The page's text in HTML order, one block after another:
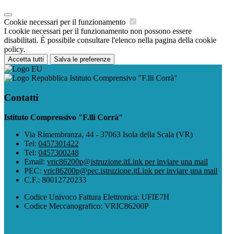
Cookie necessari per il funzionamento
I cookie necessari per il funzionamento non possono essere
disabilitati. È possibile consultare l'elenco nella pagina della cookie
policy.
Accetta tutti Salva le preferenze
Istituto Comprensivo "F.lli Corrà"
Contatti
Istituto Comprensivo "F.lli Corrà"
Via Rimembranza, 44 - 37063 Isola della Scala (VR)
Tel: 0457301422
Tel: 0457300248
Email: vric86200p@istruzione.itLink per inviare una mail
PEC: vric86200p@pec.istruzione.itLink per inviare una mail
C.F.: 80012720233
Codice Univoco Fattura Elettronica: UFIE7H
Codice Meccanografico: VRIC86200P